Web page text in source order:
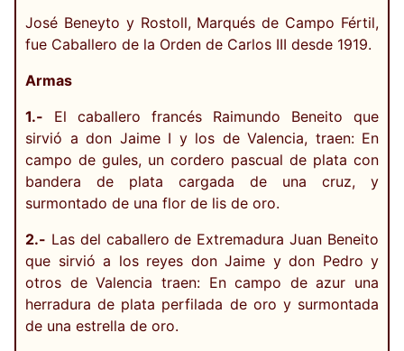
José Beneyto y Rostoll, Marqués de Campo Fértil,
fue Caballero de la Orden de Carlos III desde 1919.
Armas
1.- El caballero francés Raimundo Beneito que
sirvió a don Jaime I y los de Valencia, traen: En
campo de gules, un cordero pascual de plata con
bandera de plata cargada de una cruz, y
surmontado de una flor de lis de oro.
2.- Las del caballero de Extremadura Juan Beneito
que sirvió a los reyes don Jaime y don Pedro y
otros de Valencia traen: En campo de azur una
herradura de plata perfilada de oro y surmontada
de una estrella de oro.